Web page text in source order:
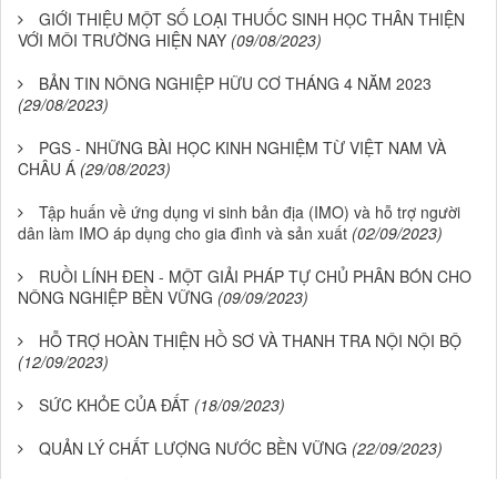
GIỚI THIỆU MỘT SỐ LOẠI THUỐC SINH HỌC THÂN THIỆN
VỚI MÔI TRƯỜNG HIỆN NAY (09/08/2023)
BẢN TIN NÔNG NGHIỆP HỮU CƠ THÁNG 4 NĂM 2023
(29/08/2023)
PGS - NHỮNG BÀI HỌC KINH NGHIỆM TỪ VIỆT NAM VÀ
CHÂU Á (29/08/2023)
Tập huấn về ứng dụng vi sinh bản địa (IMO) và hỗ trợ người
dân làm IMO áp dụng cho gia đình và sản xuất (02/09/2023)
RUỒI LÍNH ĐEN - MỘT GIẢI PHÁP TỰ CHỦ PHÂN BÓN CHO
NÔNG NGHIỆP BỀN VỮNG (09/09/2023)
HỖ TRỢ HOÀN THIỆN HỒ SƠ VÀ THANH TRA NỘI NỘI BỘ
(12/09/2023)
SỨC KHỎE CỦA ĐẤT (18/09/2023)
QUẢN LÝ CHẤT LƯỢNG NƯỚC BỀN VỮNG (22/09/2023)